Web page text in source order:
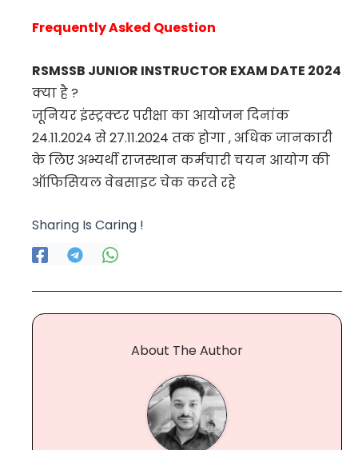
Frequently Asked Question
RSMSSB JUNIOR INSTRUCTOR EXAM DATE 2024
क्या है ?
जूनियर इंस्ट्रक्टर परीक्षा का आयोजन दिनांक
24.11.2024 से 27.11.2024 तक होगा , अधिक जानकारी
के लिए अभ्यर्थी राजस्थान कर्मचारी चयन आयोग की
ऑफिसियल वेबसाइट चेक करते रहे
Sharing Is Caring !
About The Author